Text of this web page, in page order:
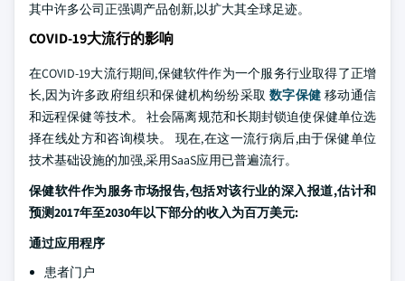
其中许多公司正强调产品创新,以扩大其全球足迹。
COVID-19大流行的影响
在COVID-19大流行期间,保健软件作为一个服务行业取得了正增
长,因为许多政府组织和保健机构纷纷采取 数字保健 移动通信
和远程保健等技术。 社会隔离规范和长期封锁迫使保健单位选
择在线处方和咨询模块。 现在,在这一流行病后,由于保健单位
技术基础设施的加强,采用SaaS应用已普遍流行。
保健软件作为服务市场报告,包括对该行业的深入报道,估计和
预测2017年至2030年以下部分的收入为百万美元:
通过应用程序
患者门户